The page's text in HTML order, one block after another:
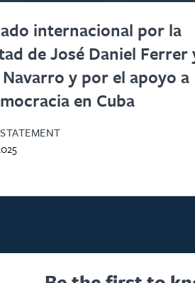
internacional por la
de José Daniel Ferrer
Navarro y por el apoyo a
en Cuba